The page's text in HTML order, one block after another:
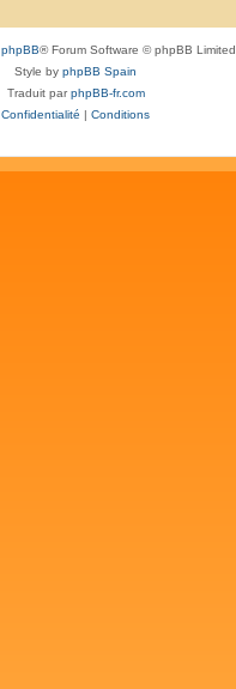
phpBB® Forum Software © phpBB Limited
Style by phpBB Spain
Traduit parphpBB-fr.com
Confidentialité | Conditions